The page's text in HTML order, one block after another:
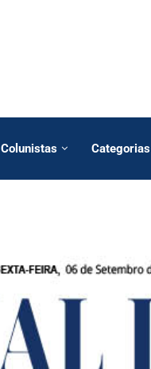
Colunistas Categorias